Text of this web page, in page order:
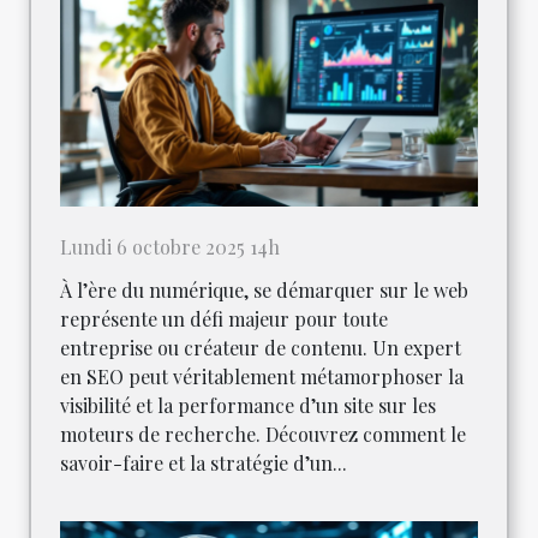
Lundi 6 octobre 2025 14h
À l’ère du numérique, se démarquer sur le web
représente un défi majeur pour toute
entreprise ou créateur de contenu. Un expert
en SEO peut véritablement métamorphoser la
visibilité et la performance d’un site sur les
moteurs de recherche. Découvrez comment le
savoir-faire et la stratégie d’un...